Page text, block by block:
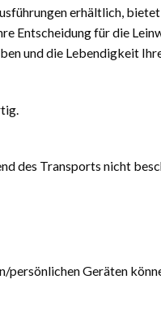
erhältlich,
Entscheidung für die
und die Lebendigkeit
des Transports nicht
Geräten